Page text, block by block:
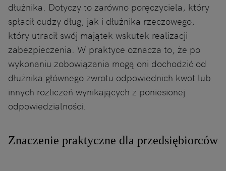
dłużnika. Dotyczy to zarówno poręczyciela, który
spłacił cudzy dług, jak i dłużnika rzeczowego,
który utracił swój majątek wskutek realizacji
zabezpieczenia. W praktyce oznacza to, że po
wykonaniu zobowiązania mogą oni dochodzić od
dłużnika głównego zwrotu odpowiednich kwot lub
innych rozliczeń wynikających z poniesionej
odpowiedzialności.
Znaczenie praktyczne dla przedsiębiorców